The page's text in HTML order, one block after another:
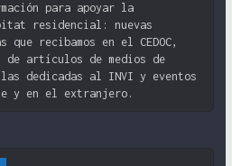
para apoyar la
residencial: nuevas
que recibamos en el CEDOC,
de artículos de medios de
dedicadas al INVI y eventos
y en el extranjero.